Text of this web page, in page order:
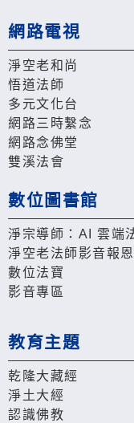
網路電視
淨空老和尚
悟道法師
多元文化台
網路三時繫念
網路念佛堂
雙溪法會
數位圖書館
淨宗導師：AI 雲端
淨空老法師影音報
數位法寶
影音專區
教育主題
乾隆大藏經
淨土大經
認識佛教